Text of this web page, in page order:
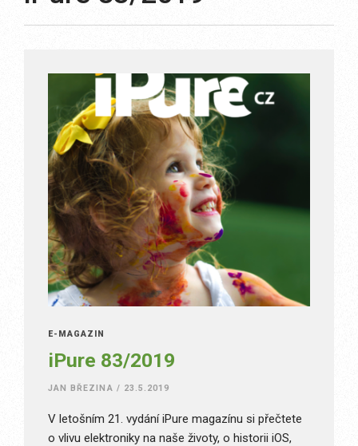
E-MAGAZÍN
iPure 83/2019
JAN BŘEZINA / 23.5.2019
V letošním 21. vydání iPure magazínu si přečtete
o vlivu elektroniky na naše životy, o historii iOS,